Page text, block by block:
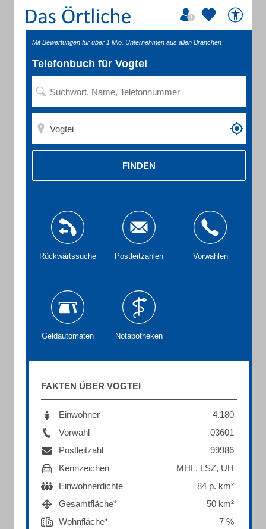
Mit Bewertungen für über 1 Mio. Unternehmen aus allen Branchen
Telefonbuch für Vogtei
FINDEN
Rückwärtssuche Postleitzahlen Vorwahlen
Geldautomaten Notapotheken
FAKTEN ÜBER VOGTEI
Einwohner
4.180
Vorwahl
03601
Postleitzahl
99986
Kennzeichen
MHL, LSZ, UH
Einwohnerdichte
84 p. km²
Gesamtfläche*
50 km²
Wohnfläche*
7 %